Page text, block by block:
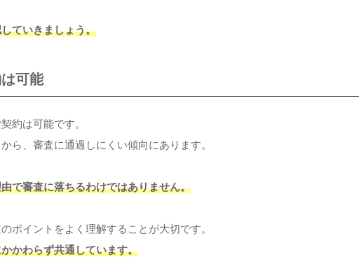
ていきましょう。
可能
約は可能です。
ら、審査に通過しにくい傾向にあります。
で審査に落ちるわけではありません。
ポイントをよく理解することが大切です。
かわらず共通しています。